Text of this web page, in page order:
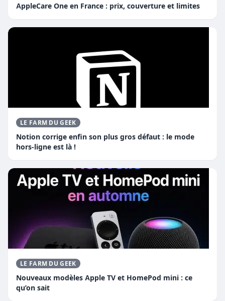
AppleCare One en France : prix, couverture et limites
LE FARM DU GEEK
Notion corrige enfin son plus gros défaut : le mode
hors-ligne est là !
LE FARM DU GEEK
Nouveaux modèles Apple TV et HomePod mini : ce
qu’on sait